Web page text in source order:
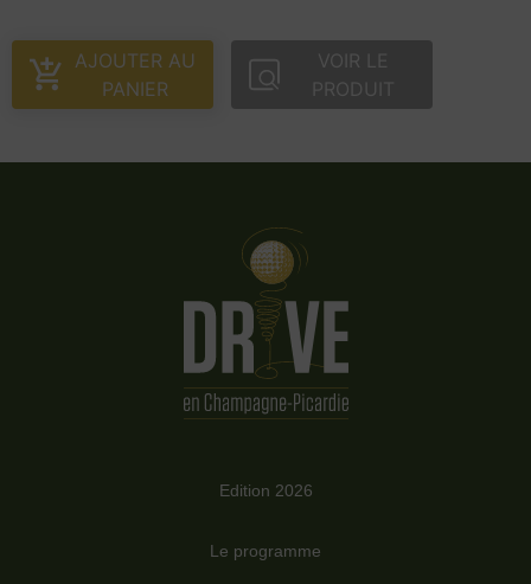
AJOUTER AU
PANIER
VOIR LE
PRODUIT
Edition 2026
Le programme